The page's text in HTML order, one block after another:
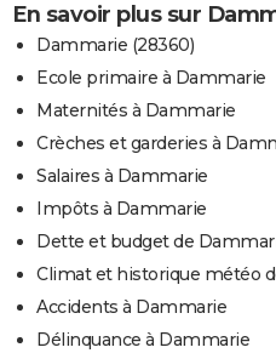
En savoir plus sur
Dammarie (28360)
Ecole primaire à Dammarie
Maternités à Dammarie
Crèches et garderies à
Salaires à Dammarie
Impôts à Dammarie
Dette et budget de
Climat et historique météo
Accidents à Dammarie
Délinquance à Dammarie